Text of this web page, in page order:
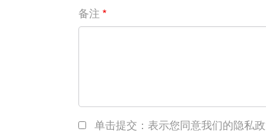
备注
单击提交：表示您同意我们的隐私